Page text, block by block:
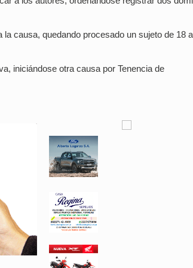
causa, quedando procesado un sujeto de 18
iniciándose otra causa por Tenencia de